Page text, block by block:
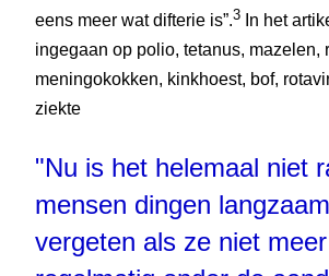
eens meer wat difterie is”.3 In het
ingegaan op polio, tetanus, mazelen,
meningokokken, kinkhoest, bof,
ziekte
"Nu is het helemaal niet
mensen dingen
vergeten als ze niet meer